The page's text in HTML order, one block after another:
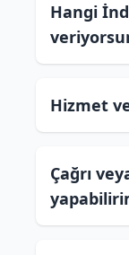
Hangi
Hizmet
Çağrı